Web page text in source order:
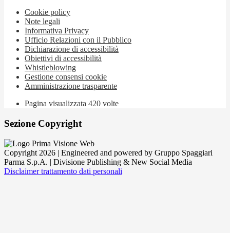
Cookie policy
Note legali
Informativa Privacy
Ufficio Relazioni con il Pubblico
Dichiarazione di accessibilità
Obiettivi di accessibilità
Whistleblowing
Gestione consensi cookie
Amministrazione trasparente
Pagina visualizzata 420 volte
Sezione Copyright
Copyright 2026 | Engineered and powered by Gruppo Spaggiari
Parma S.p.A. | Divisione Publishing & New Social Media
Disclaimer trattamento dati personali